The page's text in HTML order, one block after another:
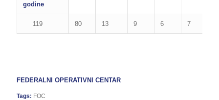
godine
119 80 13 9 6 7
FEDERALNI OPERATIVNI CENTAR
Tags: FOC